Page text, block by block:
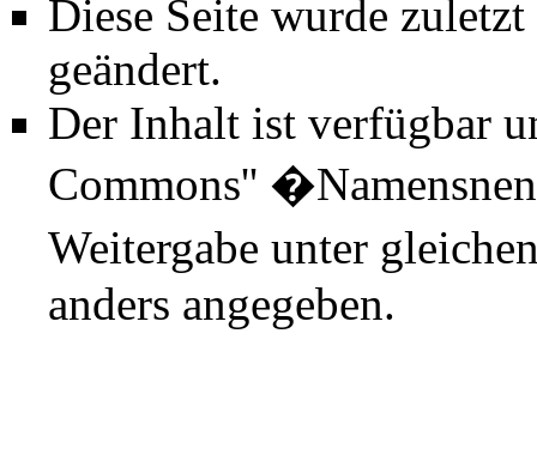
Diese Seite wurde
geändert.
Der Inhalt ist verfügbar
Commons''
Weitergabe unter
anders angegeben.